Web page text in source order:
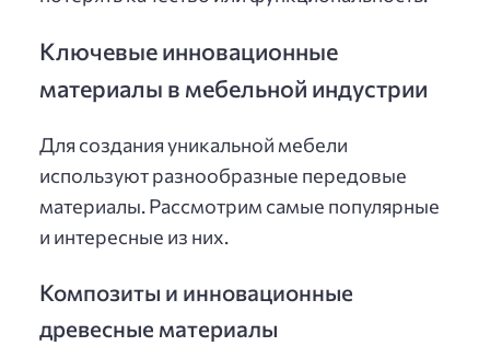
Ключевые инновационные
материалы в мебельной индустрии
Для создания уникальной мебели
используют разнообразные передовые
материалы. Рассмотрим самые популярные
и интересные из них.
Композиты и инновационные
древесные материалы